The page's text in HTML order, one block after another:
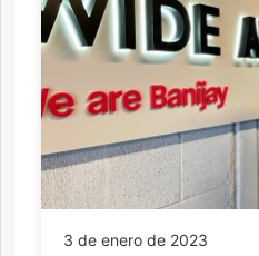
3 de enero de 2023